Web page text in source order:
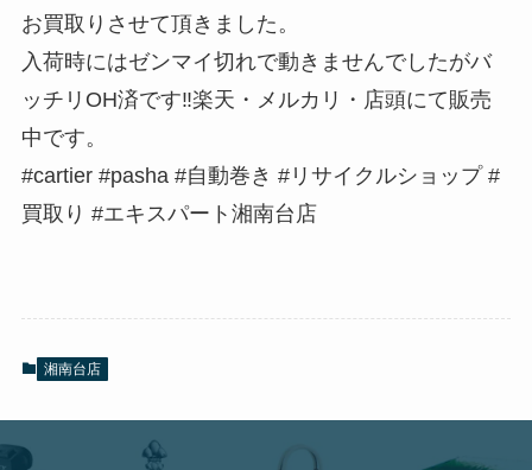
お買取りさせて頂きました。
入荷時にはゼンマイ切れで動きませんでしたがバ
ッチリOH済です‼楽天・メルカリ・店頭にて販売
中です。
#cartier #pasha #自動巻き #リサイクルショップ #
買取り #エキスパート湘南台店
湘南台店